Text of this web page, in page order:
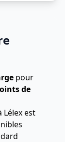
pour
de
Lélex est